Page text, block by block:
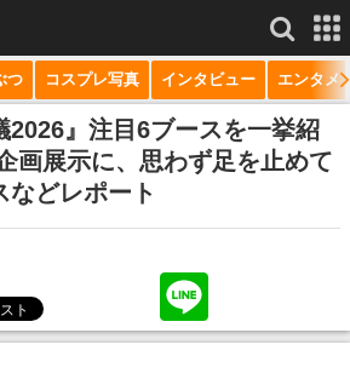
もっと見る
つ コスプレ写真 インタビュー エンタメ
2026』注目6ブースを一挙紹
画展示に、思わず足を止めて
などレポート